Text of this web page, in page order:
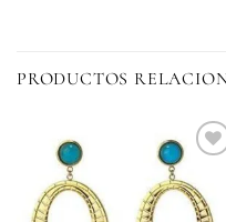
PRODUCTOS
a la
lista de
deseos